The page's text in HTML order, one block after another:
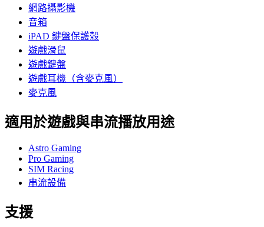
網路攝影機
音箱
iPAD 鍵盤保護殼
遊戲滑鼠
遊戲鍵盤
遊戲耳機（含麥克風）
麥克風
適用於遊戲與串流播放用途
Astro Gaming
Pro Gaming
SIM Racing
串流設備
支援